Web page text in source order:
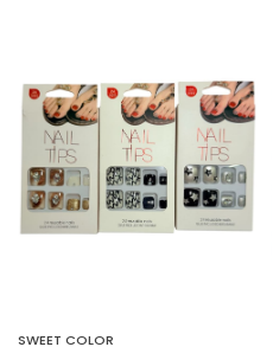
SWEET COLOR